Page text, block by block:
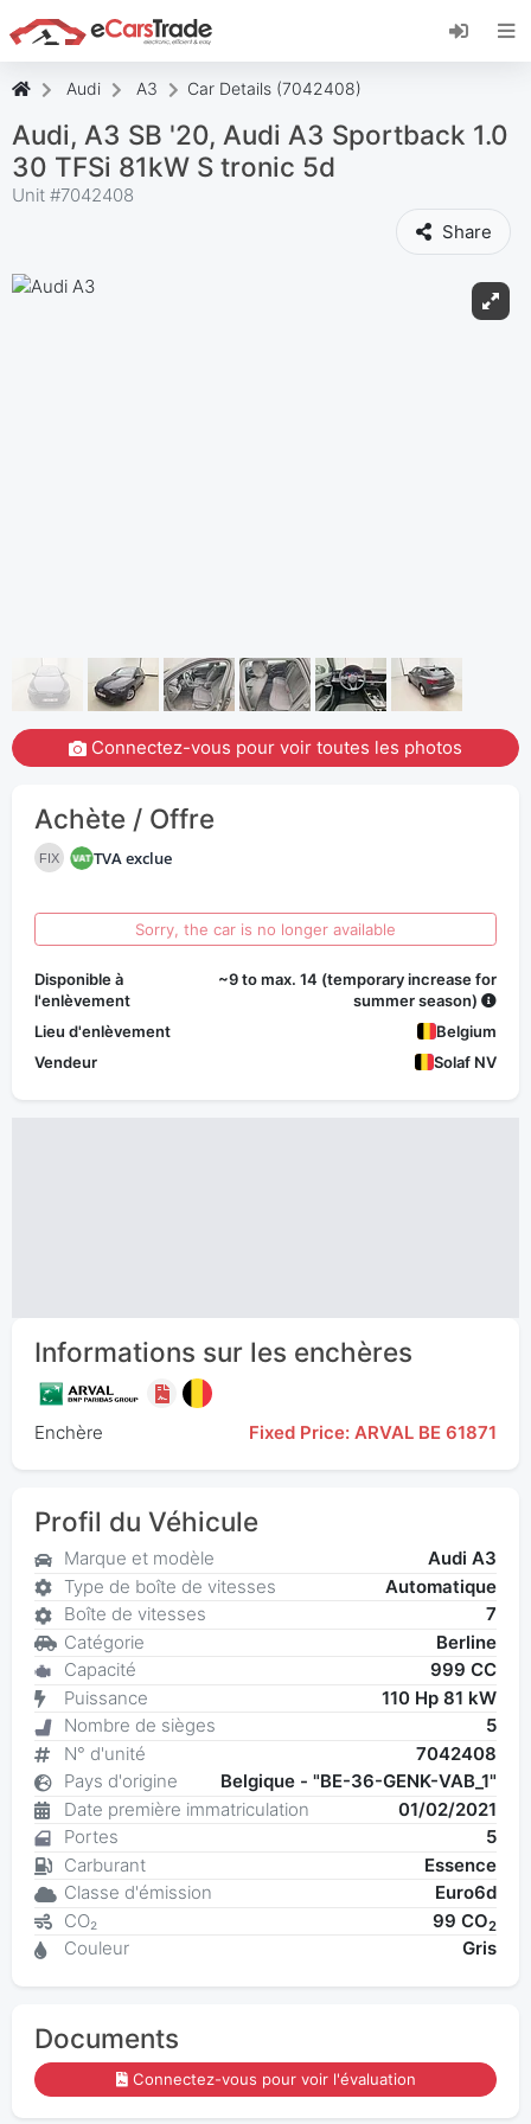
Installez l'application web eCarsTrade, ajoutez-
la à votre écran d'accueil et recevez des mises
Audi A3 Car Details (7042408)
Audi, A3 SB '20, Audi A3 Sportback 1.0
30 TFSi 81kW S tronic 5d
Unit #7042408
Share
Connectez-vous pour voir toutes les photos
Achète / Offre
FIX TVA exclue
Sorry, the car is no longer available
Disponible à
l'enlèvement
~9 to max. 14 (temporary increase for
summer season)
Lieu d'enlèvement
Belgium
Vendeur
Solaf NV
Informations sur les enchères
Enchère Fixed Price: ARVAL BE 61871
Profil du Véhicule
Marque et modèle
Audi A3
Type de boîte de vitesses
Automatique
Boîte de vitesses
7
Catégorie
Berline
Capacité
999 CC
Puissance
110 Hp 81 kW
Nombre de sièges
5
N° d'unité
7042408
Pays d'origine
Belgique - "BE-36-GENK-VAB_1"
Date première immatriculation
01/02/2021
Portes
5
Carburant
Essence
Classe d'émission
Euro6d
CO₂
99 CO2
Couleur Gris
Documents
Connectez-vous pour voir l'évaluation